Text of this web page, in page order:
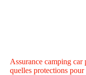
Assurance camping car
quelles protections